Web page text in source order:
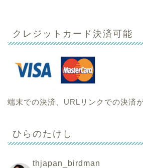
クレジットカード決済可能
端末での決済、URLリンクでの決済
ひらのたけし
thjapan_birdman